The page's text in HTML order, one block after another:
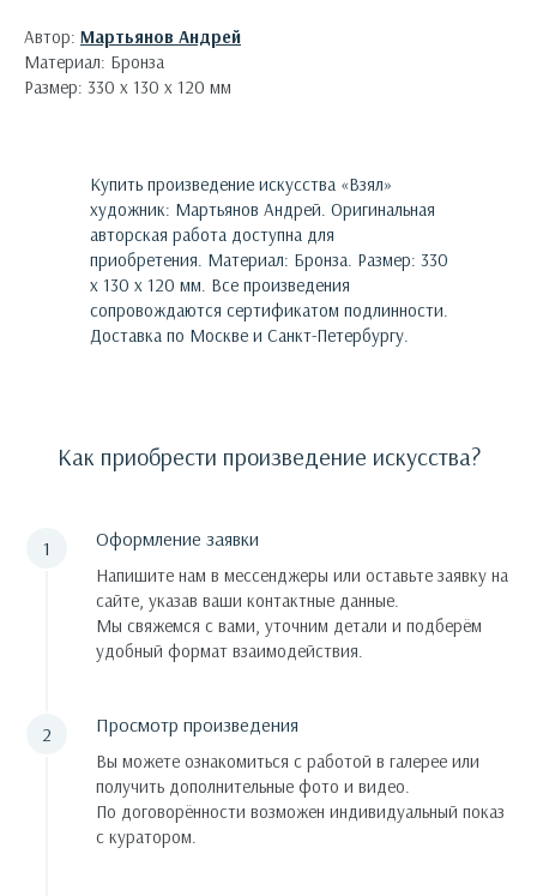
Автор: Мартьянов Андрей
Материал: Бронза
Размер: 330 х 130 х 120 мм
Купить произведение искусства «Взял»
художник: Мартьянов Андрей . Оригинальная
авторская работа доступна для
приобретения. Материал: Бронза. Размер: 330
х 130 х 120 мм. Все произведения
сопровождаются сертификатом подлинности.
Доставка по Москве и Санкт-Петербургу.
Как приобрести произведение искусства?
Оформление заявки
Напишите нам в мессенджеры или оставьте заявку на
сайте, указав ваши контактные данные.
Мы свяжемся с вами, уточним детали и подберём
удобный формат взаимодействия.
Просмотр произведения
Вы можете ознакомиться с работой в галерее или
получить дополнительные фото и видео.
По договорённости возможен индивидуальный показ
с куратором.